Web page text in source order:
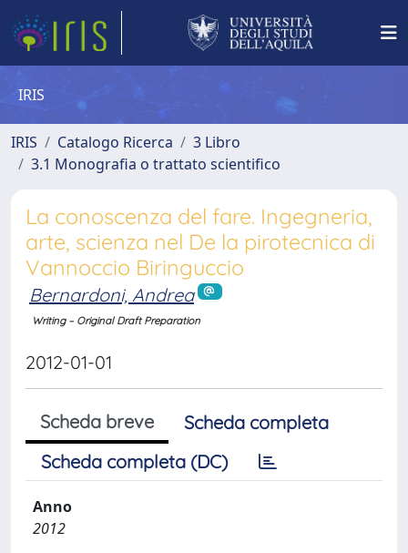
IRIS
IRIS Catalogo Ricerca
3 Libro
3.1 Monografia o trattato scientifico
La conoscenza del fare. Ingegneria,
arte, scienza nel De la pirotecnica di
Vannoccio Biringuccio
Bernardoni, Andrea
Writing – Original Draft Preparation
2012-01-01
Scheda breve
Scheda completa
Scheda completa (DC)
Anno
2012